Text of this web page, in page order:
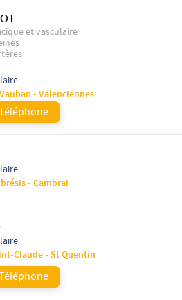
et vasculaire
- Valenciennes
- Cambrai
Claude - St Quentin